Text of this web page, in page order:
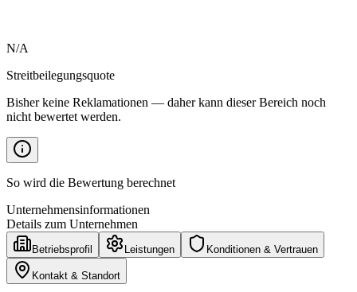
N/A
Streitbeilegungsquote
Bisher keine Reklamationen — daher kann dieser Bereich noch
nicht bewertet werden.
So wird die Bewertung berechnet
Unternehmensinformationen
Details zum Unternehmen
Betriebsprofil Leistungen Konditionen & Vertrauen
Kontakt & Standort